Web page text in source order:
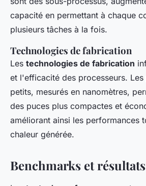
capacité en permettant à chaque
plusieurs tâches à la fois.
Technologies de fabrication
Les technologies de fabrication
et l'efficacité des processeurs.
petits, mesurés en nanomètres,
des puces plus compactes et
améliorant ainsi les performances
chaleur générée.
Benchmarks et